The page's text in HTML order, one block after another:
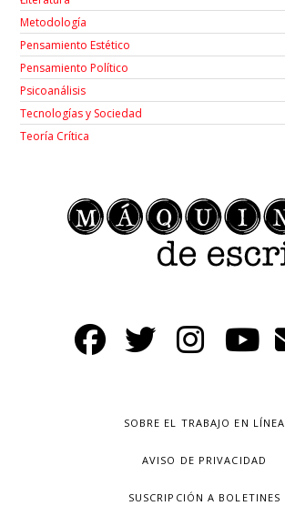
Metodología
Pensamiento Estético
Pensamiento Político
Psicoanálisis
Tecnologías y Sociedad
Teoría Crítica
SOBRE EL TRABAJO EN LÍNEA
AVISO DE PRIVACIDAD
SUSCRIPCIÓN A BOLETINES